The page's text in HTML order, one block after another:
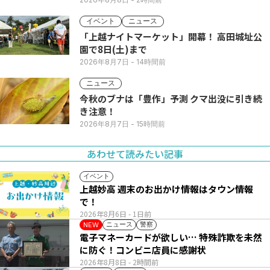
イベント ニュース
「上越ナイトマーケット」開幕！ 高田城址公
園で8日(土)まで
2026年8月7日 - 14時間前
ニュース
今秋のブナは「豊作」予測 クマ出没に引き続
き注意！
2026年8月7日 - 15時間前
あわせて読みたい記事
イベント
2026年8月6日 - 1日前
上越妙高 週末のお出かけ情報はタウン情報
で！
NEW ニュース 警察
2026年8月8日 - 2時間前
電子マネーカードが欲しい… 特殊詐欺を未然
に防ぐ！コンビニ店員に感謝状